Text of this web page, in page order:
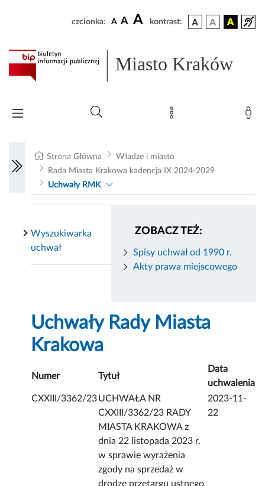
czcionka: A A A kontrast:
Miasto Kraków
Strona Główna
Władze i miasto
Rada Miasta Krakowa kadencja IX 2024-2029
Uchwały RMK
ZOBACZ TEŻ:
Spisy uchwał od 1990 r.
Akty prawa miejscowego
Wyszukiwarka
uchwał
Uchwały Rady Miasta
Krakowa
Numer Tytuł
Data
uchwalenia
CXXIII/3362/23UCHWAŁA NR
CXXIII/3362/23 RADY
MIASTA KRAKOWA z
dnia 22 listopada 2023 r.
w sprawie wyrażenia
zgody na sprzedaż w
drodze przetargu ustnego
2023-11-
22